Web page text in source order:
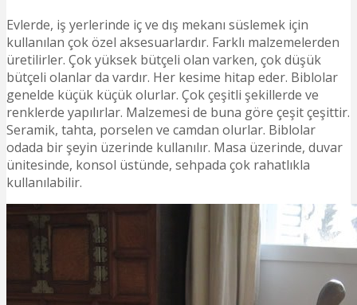
Evlerde, iş yerlerinde iç ve dış mekanı süslemek için
kullanılan çok özel aksesuarlardır. Farklı malzemelerden
üretilirler. Çok yüksek bütçeli olan varken, çok düşük
bütçeli olanlar da vardır. Her kesime hitap eder. Biblolar
genelde küçük küçük olurlar. Çok çeşitli şekillerde ve
renklerde yapılırlar. Malzemesi de buna göre çeşit çeşittir.
Seramik, tahta, porselen ve camdan olurlar. Biblolar
odada bir şeyin üzerinde kullanılır. Masa üzerinde, duvar
ünitesinde, konsol üstünde, sehpada çok rahatlıkla
kullanılabilir.